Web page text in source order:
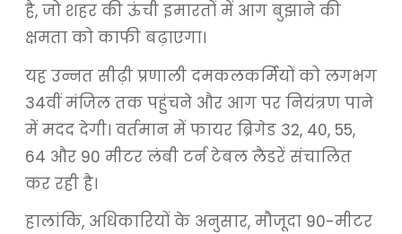
है, जो शहर की ऊंची इमारतों में आग बुझाने की
क्षमता को काफी बढ़ाएगा।
यह उन्नत सीढ़ी प्रणाली दमकलकर्मियों को लगभग
34वीं मंजिल तक पहुंचने और आग पर नियंत्रण पाने
में मदद देगी। वर्तमान में फायर ब्रिगेड 32, 40, 55,
64 और 90 मीटर लंबी टर्न टेबल लैडरें संचालित
कर रही है।
हालांकि, अधिकारियों के अनुसार, मौजूदा 90-मीटर